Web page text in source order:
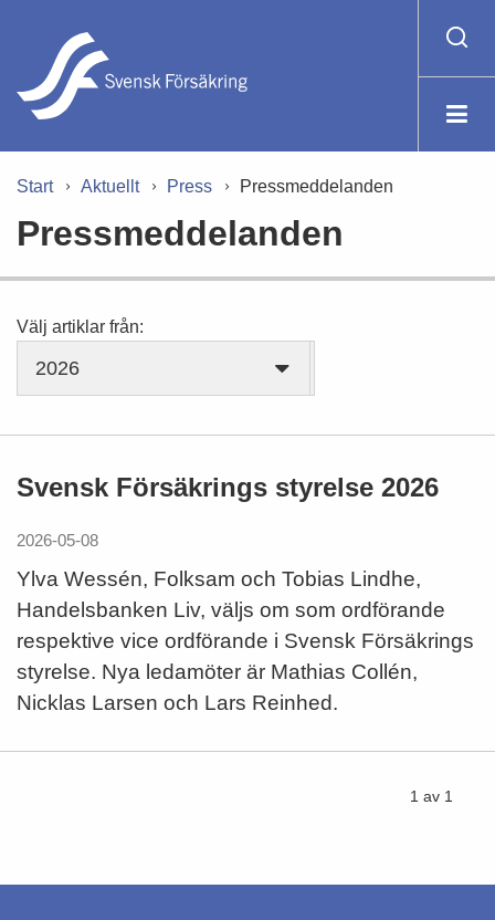
Start Aktuellt Press Pressmeddelanden
Pressmeddelanden
Välj artiklar från:
2026
Svensk Försäkrings styrelse 2026
2026-05-08
Ylva Wessén, Folksam och Tobias Lindhe,
Handelsbanken Liv, väljs om som ordförande
respektive vice ordförande i Svensk Försäkrings
styrelse. Nya ledamöter är Mathias Collén,
Nicklas Larsen och Lars Reinhed.
1 av 1